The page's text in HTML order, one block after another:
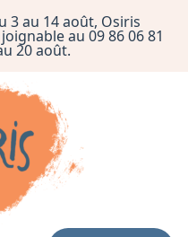
3 au 14 août, Osiris
au 09 86 06 81
20 août.